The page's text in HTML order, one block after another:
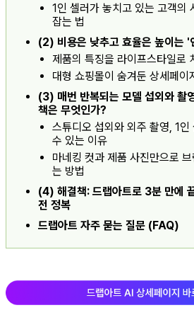
1인 셀러가 놓치고 있는 고객의
잡는 법
(2) 비용은 낮추고 효율은 높이는 '
제품의 특징을 라이프스타일로
대형 쇼핑몰이 숨겨둔 상세페이
(3) 매번 반복되는 모델 섭외와 촬
책은 무엇인가?
스튜디오 섭외와 외주 촬영, 1인
수 있는 이유
마네킹 컷과 제품 사진만으로
는 방법
(4) 해결책: 드랩아트로 3분 만에
전 정복
드랩아트 자주 묻는 질문 (FAQ)